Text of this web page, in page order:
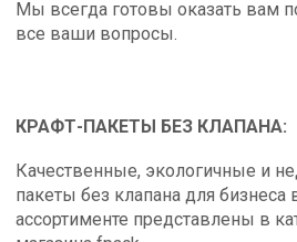
Мы всегда готовы оказать вам
все ваши вопросы.
КРАФТ-ПАКЕТЫ БЕЗ КЛАПАНА:
Качественные, экологичные и
пакеты без клапана для
ассортименте представлены в